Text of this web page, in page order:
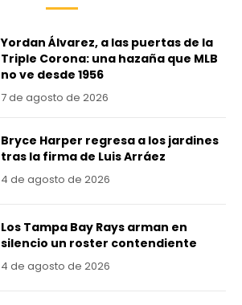
Yordan Álvarez, a las puertas de la
Triple Corona: una hazaña que MLB
no ve desde 1956
7 de agosto de 2026
Bryce Harper regresa a los jardines
tras la firma de Luis Arráez
4 de agosto de 2026
Los Tampa Bay Rays arman en
silencio un roster contendiente
4 de agosto de 2026